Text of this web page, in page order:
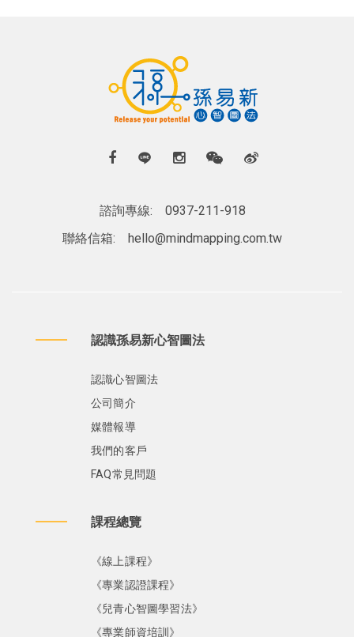
諮詢專線:
0937-211-918
聯絡信箱:
hello@mindmapping.com.tw
認識孫易新心智圖法
認識心智圖法
公司簡介
媒體報導
我們的客戶
FAQ常見問題
課程總覽
《線上課程》
《專業認證課程》
《兒青心智圖學習法》
《專業師資培訓》